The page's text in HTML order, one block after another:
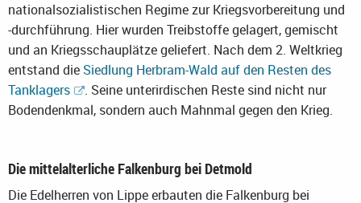
nationalsozialistischen Regime zur Kriegsvorbereitung und
-durchführung. Hier wurden Treibstoffe gelagert, gemischt
und an Kriegsschauplätze geliefert. Nach dem 2. Weltkrieg
entstand die Siedlung Herbram-Wald auf den Resten des
Tanklagers
. Seine unterirdischen Reste sind nicht nur
Bodendenkmal, sondern auch Mahnmal gegen den Krieg.
Die mittelalterliche Falkenburg bei Detmold
Die Edelherren von Lippe erbauten die Falkenburg bei